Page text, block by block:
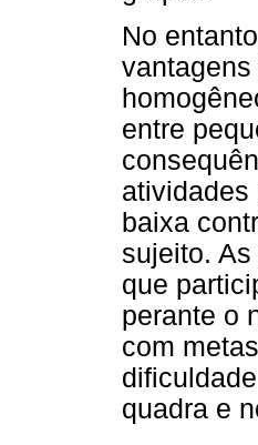
No
entre
atividades
baixa
sujeito.
que
perante o
com
quadra e